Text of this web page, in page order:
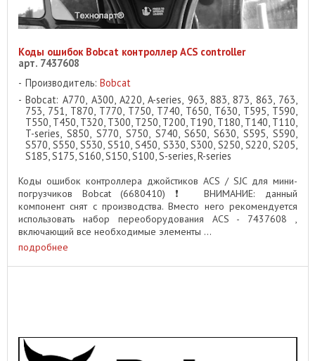
Коды ошибок Bobcat контроллер ACS controller
арт. 7437608
Производитель: Bobcat
Bobcat: A770, A300, A220, A-series, 963, 883, 873, 863, 763,
753, 751, T870, T770, T750, T740, T650, T630, T595, T590,
T550, T450, T320, T300, T250, T200, T190, T180, T140, T110,
T-series, S850, S770, S750, S740, S650, S630, S595, S590,
S570, S550, S530, S510, S450, S330, S300, S250, S220, S205,
S185, S175, S160, S150, S100, S-series, R-series
Коды ошибок контроллера джойстиков ACS / SJC для мини-
погрузчиков Bobcat (6680410) ❗ ️ ВНИМАНИЕ: данный
компонент снят с производства. Вместо него рекомендуется
использовать набор переоборудования ACS - 7437608 ,
включающий все необходимые элементы ...
подробнее